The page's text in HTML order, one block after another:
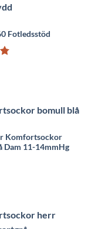
Fotledsstöd
Komfortsockor
Dam 11-14mmHg